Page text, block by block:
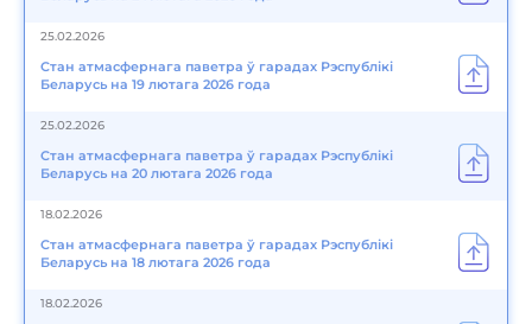
25.02.2026
Стан атмасфернага паветра ў гарадах Рэспублікі
Беларусь на 19 лютага 2026 года
25.02.2026
Стан атмасфернага паветра ў гарадах Рэспублікі
Беларусь на 20 лютага 2026 года
18.02.2026
Стан атмасфернага паветра ў гарадах Рэспублікі
Беларусь на 18 лютага 2026 года
18.02.2026